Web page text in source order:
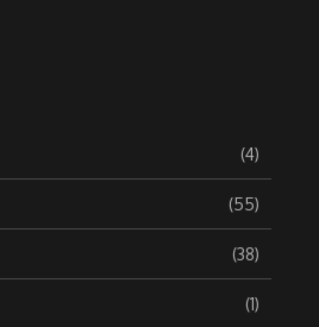
(4)
(55)
(38)
(1)